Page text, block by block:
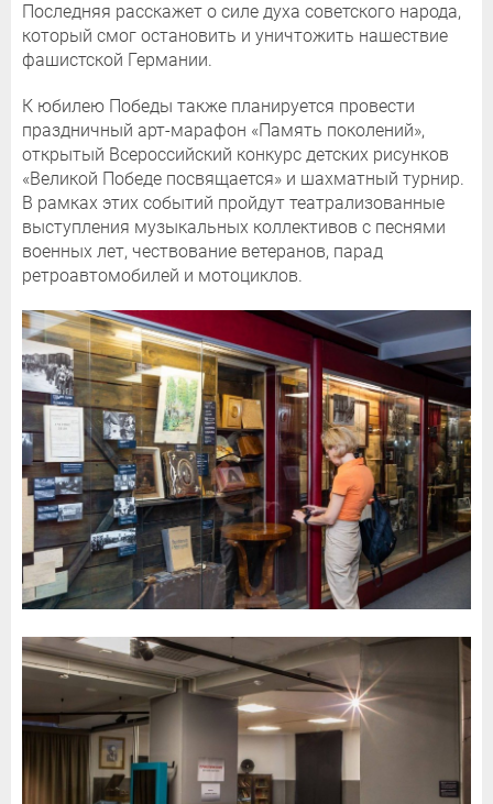
Последняя расскажет о силе духа советского народа,
который смог остановить и уничтожить нашествие
фашистской Германии.
К юбилею Победы также планируется провести
праздничный арт-марафон «Память поколений»,
открытый Всероссийский конкурс детских рисунков
«Великой Победе посвящается» и шахматный турнир.
В рамках этих событий пройдут театрализованные
выступления музыкальных коллективов с песнями
военных лет, чествование ветеранов, парад
ретроавтомобилей и мотоциклов.